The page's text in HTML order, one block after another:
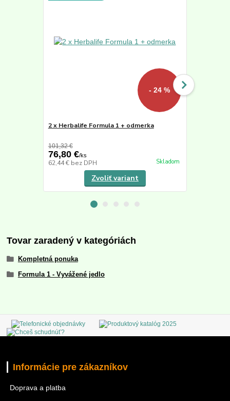
- 24 %
2 x Herbalife Formula 1 + odmerka
101,32 €
76,80 €/ks
62,44 € bez DPH Skladom
Zvoliť variant
Tovar zaradený v kategóriách
Kompletná ponuka
Formula 1 - Vyvážené jedlo
Informácie pre zákazníkov
Doprava a platba